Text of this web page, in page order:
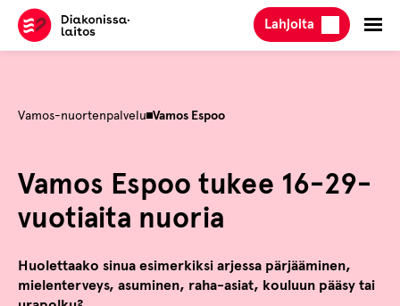
Hyppää
sisältöön
Lahjoita
Vamos-nuortenpalvelu Vamos Espoo
Vamos Espoo tukee 16-29-
vuotiaita nuoria
Huolettaako sinua esimerkiksi arjessa pärjääminen,
mielenterveys, asuminen, raha-asiat, kouluun pääsy tai